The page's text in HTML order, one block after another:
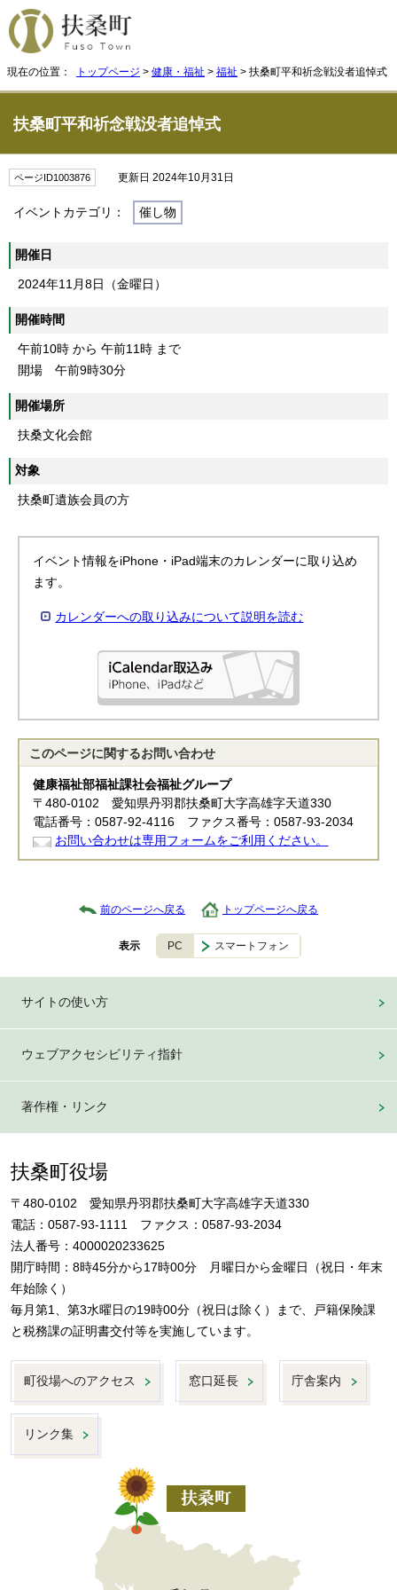
現在の位置： トップページ > 健康・福祉 > 福祉 > 扶桑町平和祈念戦没者追悼式
扶桑町平和祈念戦没者追悼式
ページID1003876 更新日 2024年10月31日
イベントカテゴリ： 催し物
開催日
2024年11月8日（金曜日）
開催時間
午前10時 から 午前11時 まで
開場 午前9時30分
開催場所
扶桑文化会館
対象
扶桑町遺族会員の方
イベント情報をiPhone・iPad端末のカレンダーに取り込め
ます。
カレンダーへの取り込みについて説明を読む
このページに関するお問い合わせ
健康福祉部福祉課社会福祉グループ
〒480-0102 愛知県丹羽郡扶桑町大字高雄字天道330
電話番号：0587-92-4116 ファクス番号：0587-93-2034
お問い合わせは専用フォームをご利用ください。
前のページへ戻る トップページへ戻る
表示 PC スマートフォン
サイトの使い方
ウェブアクセシビリティ指針
著作権・リンク
扶桑町役場
〒480-0102 愛知県丹羽郡扶桑町大字高雄字天道330
電話：0587-93-1111 ファクス：0587-93-2034
法人番号：4000020233625
開庁時間：8時45分から17時00分 月曜日から金曜日（祝日・年末
年始除く）
毎月第1、第3水曜日の19時00分（祝日は除く）まで、戸籍保険課
と税務課の証明書交付等を実施しています。
町役場へのアクセス 窓口延長 庁舎案内
リンク集